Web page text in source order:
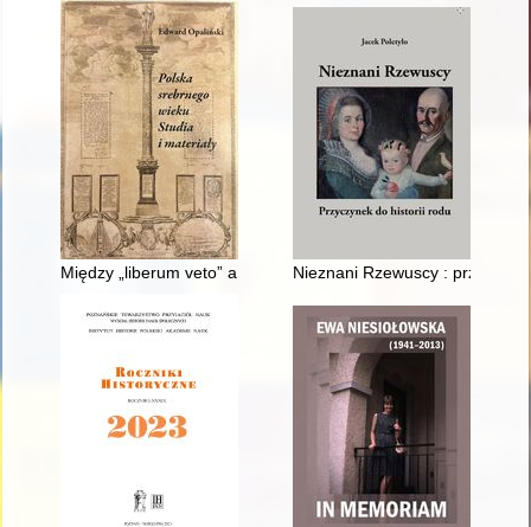
Między „liberum veto” a głosowaniem większościowym :
Nieznani Rzewuscy :